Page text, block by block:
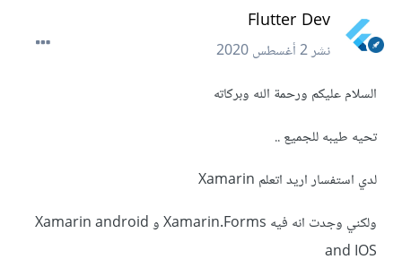
Flutter Dev
نشر2 أغسطس 2020
السلام عليكم ورحمة الله وبركاته
تحيه طيبه للجميع ..
لدي استفسار اريد اتعلم Xamarin
ولكني وجدت انه فيه Xamarin.Forms و Xamarin android
and IOS